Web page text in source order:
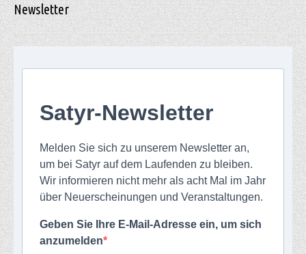
Newsletter
Satyr-Newsletter
Melden Sie sich zu unserem Newsletter an,
um bei Satyr auf dem Laufenden zu bleiben.
Wir informieren nicht mehr als acht Mal im Jahr
über Neuerscheinungen und Veranstaltungen.
Geben Sie Ihre E-Mail-Adresse ein, um sich
anzumelden